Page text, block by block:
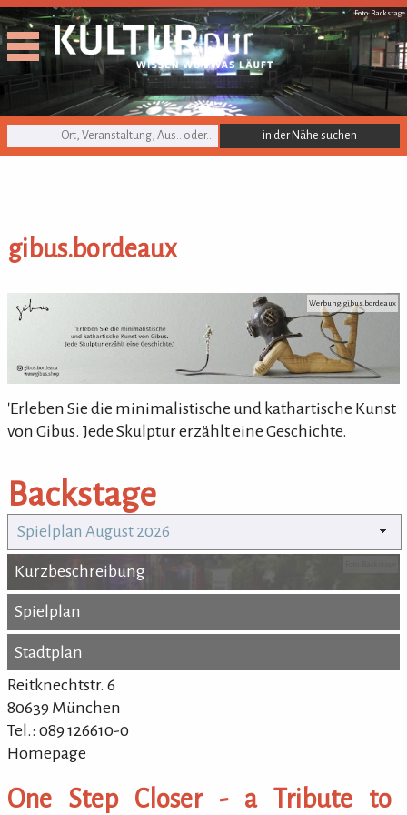
Foto: Backstage
KULTURpur Suche
gibus.bordeaux
gibus.bordeaux Werbung: gibus.bordeaux
'Erleben Sie die minimalistische und kathartische Kunst
von Gibus. Jede Skulptur erzählt eine Geschichte.
Backstage
Spielplan August 2026
Kurzbeschreibung
Kurzbeschreibung
Spielplan
Spielplan
Stadtplan
Stadtplan
Reitknechtstr. 6
80639 München
Tel.: 089 126610-0
Homepage
One Step Closer - a Tribute to